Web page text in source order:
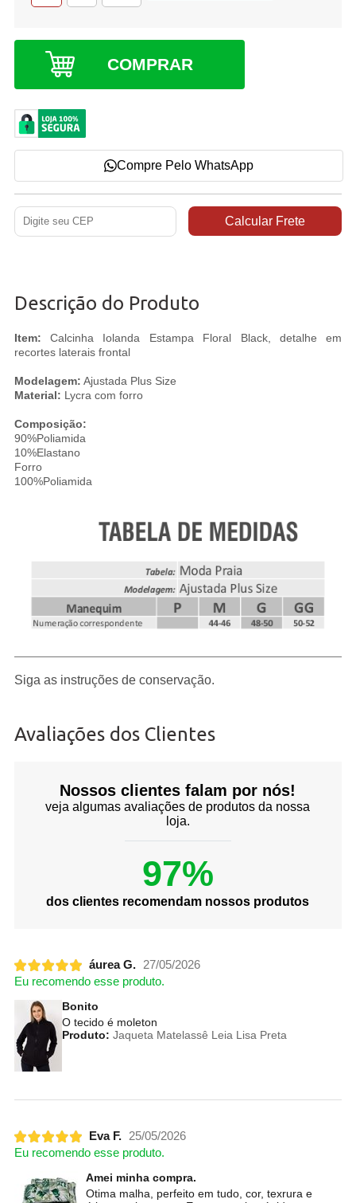
COMPRAR
Compre Pelo WhatsApp
Descrição do Produto
Item: Calcinha Iolanda Estampa Floral Black, detalhe em
recortes laterais frontal
Modelagem: Ajustada Plus Size
Material: Lycra com forro
Composição:
90%Poliamida
10%Elastano
Forro
100%Poliamida
Siga as instruções de conservação.
Avaliações dos Clientes
Nossos clientes falam por nós!
veja algumas avaliações de produtos da nossa
loja.
97%
dos clientes recomendam nossos produtos
áurea G.
27/05/2026
Eu recomendo esse produto.
Bonito
O tecido é moleton
Produto: Jaqueta Matelassê Leia Lisa Preta
Eva F.
25/05/2026
Eu recomendo esse produto.
Amei minha compra.
Otima malha, perfeito em tudo, cor, texrura e